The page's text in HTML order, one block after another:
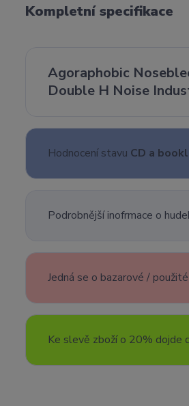
Kompletní specifikace
Agoraphobic
Double H Noise
Hodnocení stavu CD a
Podrobnější inofrmace o
Jedná se o bazarové /
Ke slevě zboží o 20% dojde